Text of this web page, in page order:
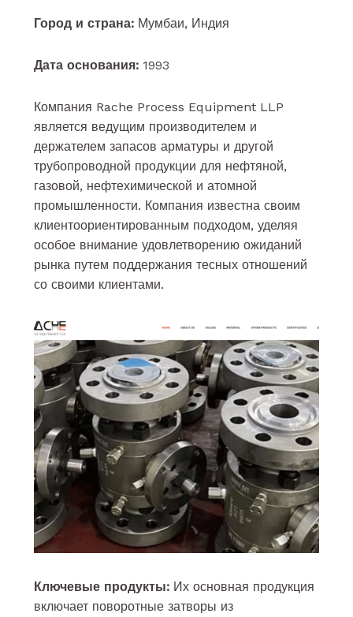
Город и страна:Мумбаи, Индия
Дата основания:1993
Компания Rache Process Equipment LLP
является ведущим производителем и
держателем запасов арматуры и другой
трубопроводной продукции для нефтяной,
газовой, нефтехимической и атомной
промышленности. Компания известна своим
клиентоориентированным подходом, уделяя
особое внимание удовлетворению ожиданий
рынка путем поддержания тесных отношений
со своими клиентами.
Ключевые продукты: Их основная продукция
включает поворотные затворы из